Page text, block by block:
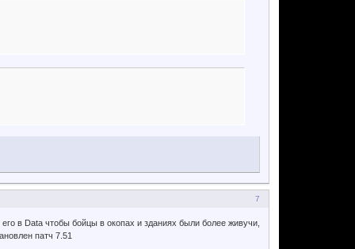
7
в Data чтобы бойцы в окопах и зданиях были более живучи,
патч 7.51